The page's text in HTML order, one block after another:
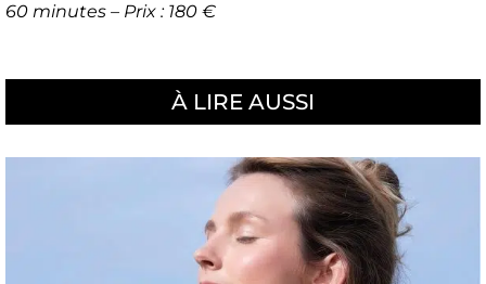
60 minutes – Prix : 180 €
À LIRE AUSSI